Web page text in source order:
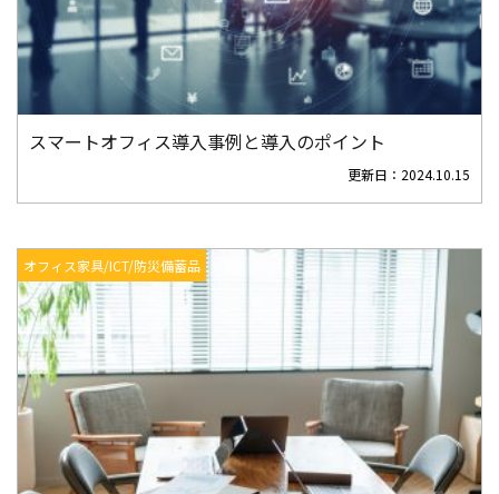
スマートオフィス導入事例と導入のポイント
更新日： 2024.10.15
オフィス家具/ICT/防災備蓄品